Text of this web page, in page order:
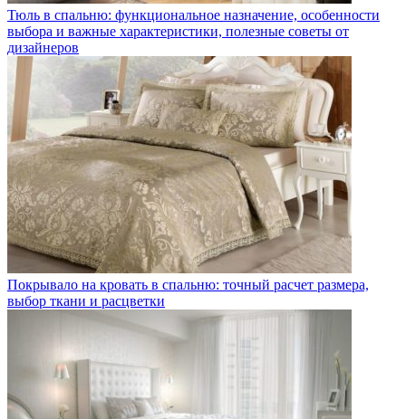
Тюль в спальню: функциональное назначение, особенности
выбора и важные характеристики, полезные советы от
дизайнеров
Покрывало на кровать в спальню: точный расчет размера,
выбор ткани и расцветки